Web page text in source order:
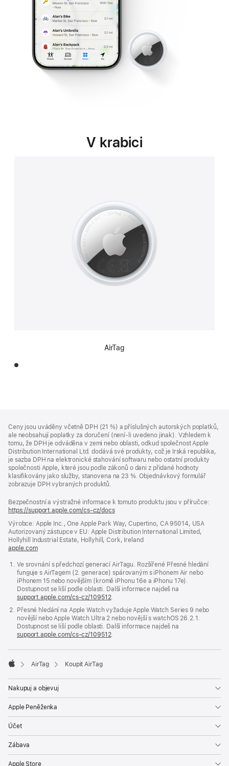
V krabici
AirTag
Ceny jsou uváděny včetně DPH (21 %) a příslušných autorských poplatků,
ale neobsahují poplatky za doručení (není-li uvedeno jinak). Vzhledem k
tomu, že DPH je odváděna v zemi nebo oblasti, odkud společnost Apple
Distribution International Ltd. dodává své produkty, což je Irská republika,
je sazba DPH na elektronické stahování softwaru nebo ostatní produkty
společnosti Apple, které jsou podle zákonů o dani z přidané hodnoty
klasifikovány jako služby, stanovena na 23 %. Objednávkový formulář
zobrazuje DPH vybraných produktů.
Bezpečnostní a výstražné informace k tomuto produktu jsou v příručce:
https://support.apple.com/cs-cz/docs(otevře
v novém
okně)
Výrobce: Apple Inc., One Apple Park Way, Cupertino, CA 95014, USA
Autorizovaný zástupce v EU: Apple Distribution International Limited,
Hollyhill Industrial Estate, Hollyhill, Cork, Ireland
apple.com(otevře
v novém
okně)
Ve srovnání s předchozí generací AirTagu. Rozšířené Přesné hledání
funguje s AirTagem (2. generace) spárovaným s iPhonem Air nebo
iPhonem 15 nebo novějším (kromě iPhonu 16e a iPhonu 17e).
Dostupnost se liší podle oblasti. Další informace najdeš na
support.apple.com/cs-cz/109512.
Přesné hledání na Apple Watch vyžaduje Apple Watch Series 9 nebo
novější nebo Apple Watch Ultra 2 nebo novější s watchOS 26.2.1.
Dostupnost se liší podle oblasti. Další informace najdeš na
support.apple.com/cs-cz/109512.
AirTag Koupit AirTag
Nakupuj a objevuj
Apple Peněženka
Účet
Zábava
Apple Store